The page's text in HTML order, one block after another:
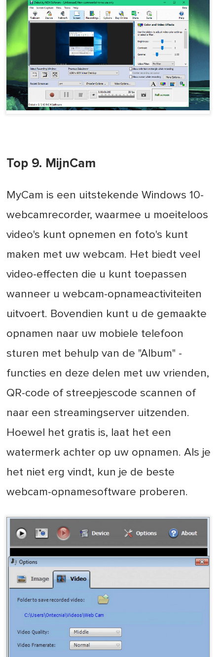
Top 9. MijnCam
MyCam is een uitstekende Windows 10-
webcamrecorder, waarmee u moeiteloos
video's kunt opnemen en foto's kunt
maken met uw webcam. Het biedt veel
video-effecten die u kunt toepassen
wanneer u webcam-opnameactiviteiten
uitvoert. Bovendien kunt u de gemaakte
opnamen naar uw mobiele telefoon
sturen met behulp van de "Album" -
functies en deze delen met uw vrienden,
QR-code of streepjescode scannen of
naar een streamingserver uitzenden.
Hoewel het gratis is, laat het een
watermerk achter op uw opnamen. Als je
het niet erg vindt, kun je de beste
webcam-opnamesoftware proberen.